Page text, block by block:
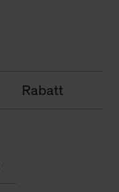
Rabatt